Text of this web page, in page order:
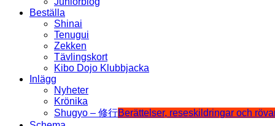
Beställa
Shinai
Tenugui
Zekken
Tävlingskort
Kibo Dojo Klubbjacka
Inlägg
Nyheter
Krönika
Shugyo – 修行Berättelser, reseskildringar och